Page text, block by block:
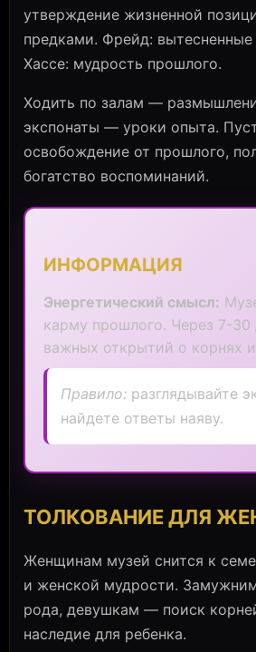
утверждение жизненной
предками. Фрейд:
Хассе: мудрость прошлого.
Ходить по залам —
экспонаты — уроки опыта.
освобождение от прошлого,
богатство воспоминаний.
ИНФОРМАЦИЯ
Энергетический смысл:
карму прошлого. Через 7-30
важных открытий о корнях
Правило: разглядывайте
найдете ответы наяву.
ТОЛКОВАНИЕ ДЛЯ
Женщинам музей снится к
и женской мудрости.
рода, девушкам — поиск
наследие для ребенка.